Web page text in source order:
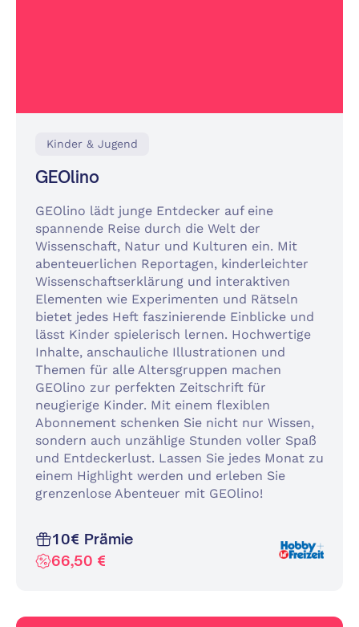
Kinder & Jugend
GEOlino
GEOlino lädt junge Entdecker auf eine
spannende Reise durch die Welt der
Wissenschaft, Natur und Kulturen ein. Mit
abenteuerlichen Reportagen, kinderleichter
Wissenschaftserklärung und interaktiven
Elementen wie Experimenten und Rätseln
bietet jedes Heft faszinierende Einblicke und
lässt Kinder spielerisch lernen. Hochwertige
Inhalte, anschauliche Illustrationen und
Themen für alle Altersgruppen machen
GEOlino zur perfekten Zeitschrift für
neugierige Kinder. Mit einem flexiblen
Abonnement schenken Sie nicht nur Wissen,
sondern auch unzählige Stunden voller Spaß
und Entdeckerlust. Lassen Sie jedes Monat zu
einem Highlight werden und erleben Sie
grenzenlose Abenteuer mit GEOlino!
10€ Prämie
66,50 €